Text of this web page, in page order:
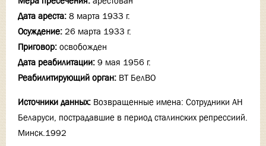
Дата ареста: 8 марта 1933 г.
Осуждение: 26 марта 1933 г.
Приговор: освобожден
Дата реабилитации: 9 мая 1956 г.
Реабилитирующий орган: ВТ БелВО
Источники данных: Возвращенные имена: Сотрудники АН
Беларуси, пострадавшие в период сталинских репрессиий.
Минск.1992